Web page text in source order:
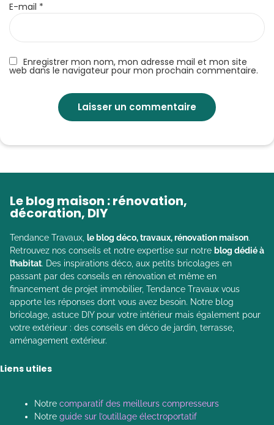
Enregistrer mon nom, mon adresse mail et mon site
web dans le navigateur pour mon prochain commentaire.
E-mail *
Le blog maison : rénovation,
décoration, DIY
Tendance Travaux, le blog déco, travaux, rénovation maison.
Retrouvez nos conseils et notre expertise sur notre blog dédié à
l’habitat. Des inspirations déco, aux petits bricolages en
passant par des conseils en rénovation et même en
financement de projet immobilier, Tendance Travaux vous
apporte les réponses dont vous avez besoin. Notre blog
bricolage, astuce DIY pour votre intérieur mais également pour
votre extérieur : des conseils en déco de jardin, terrasse,
aménagement extérieur.
Liens utiles
Notre comparatif des meilleurs compresseurs
Notre guide sur l’outillage électroportatif